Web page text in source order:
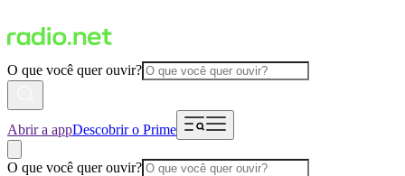
O que você quer ouvir?
Abrir a appDescobrir o Prime
O que você quer ouvir?